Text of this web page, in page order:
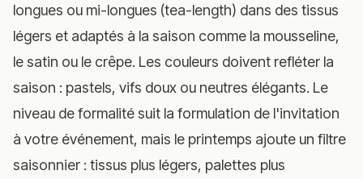
longues ou mi-longues (tea-length) dans des tissus
légers et adaptés à la saison comme la mousseline,
le satin ou le crêpe. Les couleurs doivent refléter la
saison : pastels, vifs doux ou neutres élégants. Le
niveau de formalité suit la formulation de l'invitation
à votre événement, mais le printemps ajoute un filtre
saisonnier : tissus plus légers, palettes plus